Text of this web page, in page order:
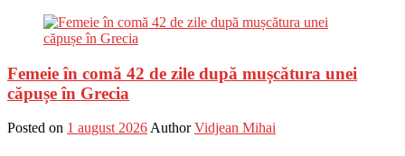
Femeie în comă 42 de zile după mușcătura unei
căpușe în Grecia
Posted on 1 august 2026 Author Vidjean Mihai